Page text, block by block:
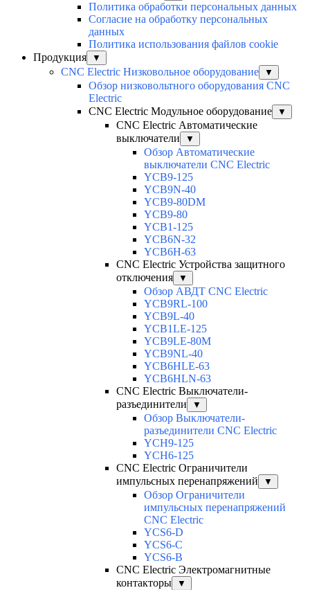
Политика обработки персональных данных
Согласие на обработку персональных
данных
Политика использования файлов cookie
Продукция
▼
CNC Electric Низковольное оборудование ▼
Обзор низковольтного оборудования CNC
Electric
CNC Electric Модульное оборудование
▼
CNC Electric Автоматические
выключатели
▼
Обзор Автоматические
выключатели CNC Electric
YCB9-125
YCB9N-40
YCB9-80DM
YCB9-80
YCB1-125
YCB6N-32
YCB6H-63
CNC Electric Устройства защитного
отключения
▼
Обзор АВДТ CNC Electric
YCB9RL-100
YCB9L-40
YCB1LE-125
YCB9LE-80M
YCB9NL-40
YCB6HLE-63
YCB6HLN-63
CNC Electric Выключатели-
разъединители
▼
Обзор Выключатели-
разъединители CNC Electric
YCH9-125
YCH6-125
CNC Electric Ограничители
импульсных перенапряжений
▼
Обзор Ограничители
импульсных перенапряжений
CNC Electric
YCS6-D
YCS6-C
YCS6-B
CNC Electric Электромагнитные
контакторы
▼